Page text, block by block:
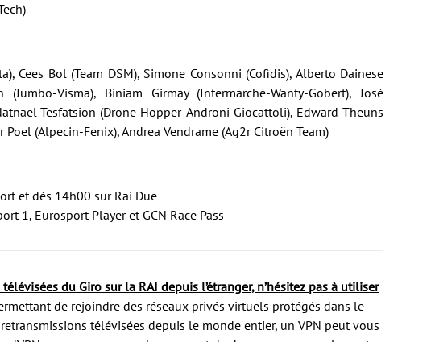
Cees Bol (Team DSM), Simone Consonni (Cofidis), Alberto Dainese
(Jumbo-Visma), Biniam Girmay (Intermarché-Wanty-Gobert), José
Tesfatsion (Drone Hopper-Androni Giocattoli), Edward Theuns
Poel (Alpecin-Fenix), Andrea Vendrame (Ag2r Citroën Team)
et dès 14h00 sur Rai Due
1, Eurosport Player et GCN Race Pass
du Giro sur la RAI depuis l’étranger, n’hésitez pas à utiliser
de rejoindre des réseaux privés virtuels protégés dans le
télévisées depuis le monde entier, un VPN peut vous